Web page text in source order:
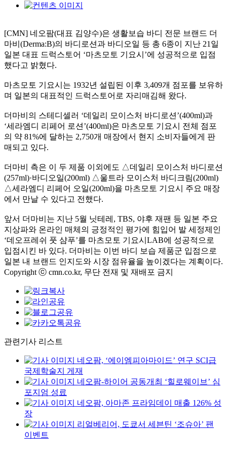
[CMN] 네오팜(대표 김양수)은 생활보습 바디 전문 브랜드 더
마비(Derma:B)의 바디로션과 바디오일 등 총 6종이 지난 21일
일본 대표 드럭스토어 ‘마츠모토 기요시’에 성공적으로 입점
했다고 밝혔다.
마츠모토 기요시는 1932년 설립된 이후 3,409개 점포를 보유하
며 일본의 대표적인 드럭스토어로 자리매김해 왔다.
더마비의 스테디셀러 ‘데일리 모이스처 바디로션’(400ml)과
‘세라엠디 리페어 로션’(400ml)은 마츠모토 기요시 전체 점포
의 약 81%에 달하는 2,750개 매장에서 현지 소비자들에게 판
매되고 있다.
더마비 측은 이 두 제품 이외에도 △데일리 모이스처 바디로션
(257ml)·바디오일(200ml) △울트라 모이스처 바디크림(200ml)
△세라엠디 리페어 오일(200ml)을 마츠모토 기요시 주요 매장
에서 만날 수 있다고 전했다.
앞서 더마비는 지난 5월 닛테레, TBS, 야후 재팬 등 일본 주요
지상파와 온라인 매체의 긍정적인 평가에 힘입어 발 세정제인
‘데오프레쉬 풋 샴푸’를 마츠모토 기요시LAB에 성공적으로
입점시킨 바 있다. 더마비는 이번 바디 보습 제품군 입점으로
일본 내 브랜드 인지도와 시장 점유율을 높이겠다는 계획이다.
Copyright ⓒ cmn.co.kr, 무단 전재 및 재배포 금지
관련기사 리스트
네오팜, ‘에이엠피아마이드’ 연구 SCI급
국제학술지 게재
네오팜-하이어 공동개최 ‘힐로웨이브’ 심
포지엄 성료
네오팜, 아마존 프라임데이 매출 126% 성
장
리얼베리어, 도쿄서 세븐틴 ‘조슈아’ 팬
이벤트